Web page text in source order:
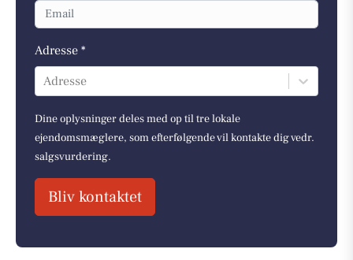
Adresse *
Adresse
Dine oplysninger deles med op til tre lokale
ejendomsmæglere, som efterfølgende vil kontakte dig vedr.
salgsvurdering.
Bliv kontaktet